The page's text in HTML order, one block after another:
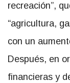
recreación”,
“agricultura,
con un
Después, en
financieras y